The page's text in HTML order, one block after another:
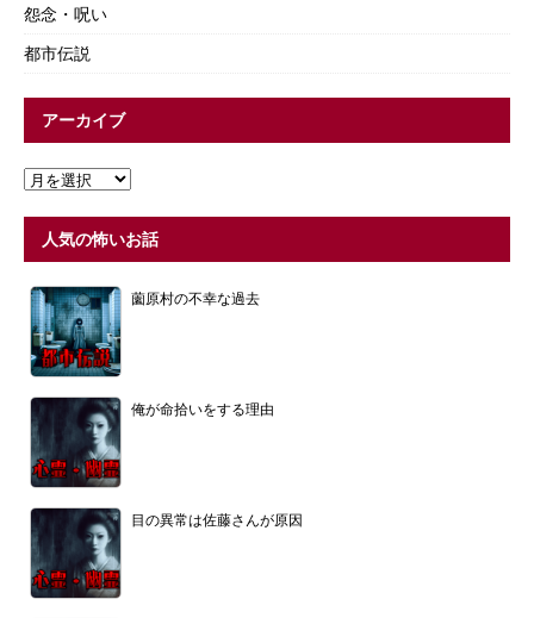
怨念・呪い
都市伝説
アーカイブ
人気の怖いお話
薗原村の不幸な過去
俺が命拾いをする理由
目の異常は佐藤さんが原因